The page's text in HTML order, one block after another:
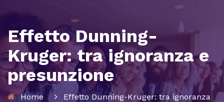
Effetto Dunning-
Kruger: tra ignoranza e
presunzione
Home
Effetto Dunning-Kruger: tra ignoranza